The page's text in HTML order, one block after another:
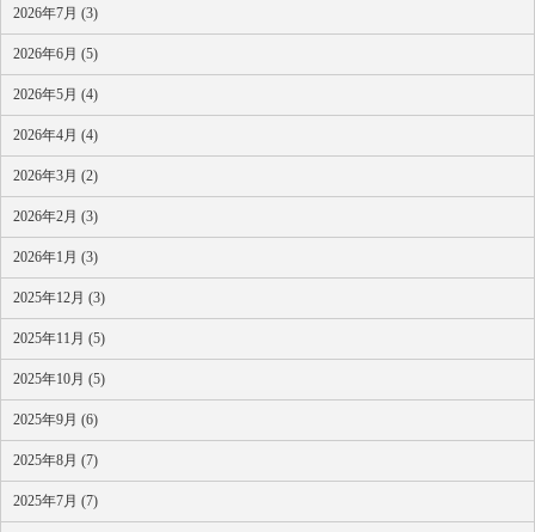
2026年7月 (3)
2026年6月 (5)
2026年5月 (4)
2026年4月 (4)
2026年3月 (2)
2026年2月 (3)
2026年1月 (3)
2025年12月 (3)
2025年11月 (5)
2025年10月 (5)
2025年9月 (6)
2025年8月 (7)
2025年7月 (7)